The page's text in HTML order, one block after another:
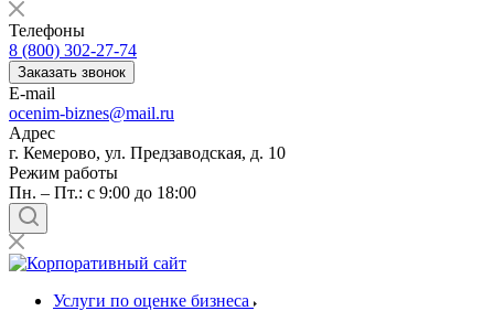
Телефоны
8 (800) 302-27-74
Заказать звонок
E-mail
ocenim-biznes@mail.ru
Адрес
г. Кемерово, ул. Предзаводская, д. 10
Режим работы
Пн. – Пт.: с 9:00 до 18:00
Услуги по оценке бизнеса